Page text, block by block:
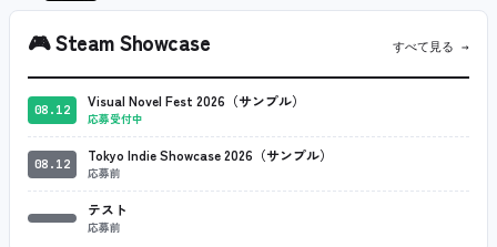
🎮Steam Showcase すべて見る →
08.12 Visual Novel Fest 2026（サンプル）
応募受付中
08.12 Tokyo Indie Showcase 2026（サンプル）
応募前
テスト
応募前